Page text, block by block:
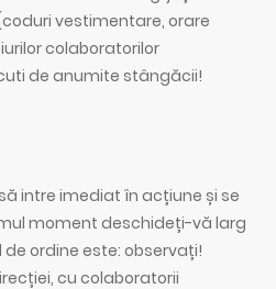
vestimentare, orare
colaboratorilor
de anumite stângăcii!
intre imediat în acțiune și se
moment deschideți-vă larg
ordine este: observați!
cu colaboratorii